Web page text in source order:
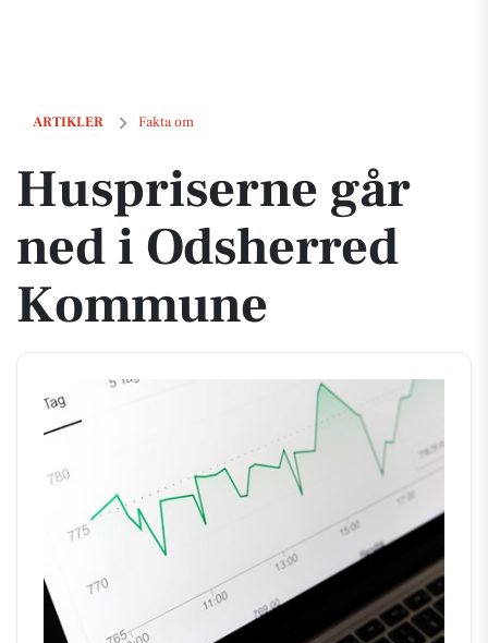
ARTIKLER Fakta om
Huspriserne går ned i Odsherred Kommune
Huspriserne går
ned i Odsherred
Kommune